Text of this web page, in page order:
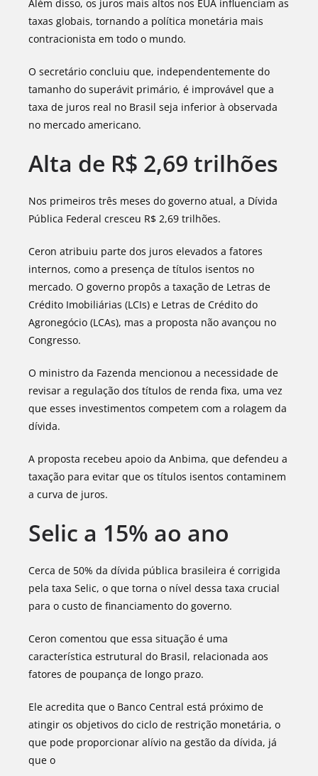
Além disso, os juros mais altos nos EUA influenciam as
taxas globais, tornando a política monetária mais
contracionista em todo o mundo.
O secretário concluiu que, independentemente do
tamanho do superávit primário, é improvável que a
taxa de juros real no Brasil seja inferior à observada
no mercado americano.
Alta de R$ 2,69 trilhões
Nos primeiros três meses do governo atual, a Dívida
Pública Federal cresceu R$ 2,69 trilhões.
Ceron atribuiu parte dos juros elevados a fatores
internos, como a presença de títulos isentos no
mercado. O governo propôs a taxação de Letras de
Crédito Imobiliárias (LCIs) e Letras de Crédito do
Agronegócio (LCAs), mas a proposta não avançou no
Congresso.
O ministro da Fazenda mencionou a necessidade de
revisar a regulação dos títulos de renda fixa, uma vez
que esses investimentos competem com a rolagem da
dívida.
A proposta recebeu apoio da Anbima, que defendeu a
taxação para evitar que os títulos isentos contaminem
a curva de juros.
Selic a 15% ao ano
Cerca de 50% da dívida pública brasileira é corrigida
pela taxa Selic, o que torna o nível dessa taxa crucial
para o custo de financiamento do governo.
Ceron comentou que essa situação é uma
característica estrutural do Brasil, relacionada aos
fatores de poupança de longo prazo.
Ele acredita que o Banco Central está próximo de
atingir os objetivos do ciclo de restrição monetária, o
que pode proporcionar alívio na gestão da dívida, já
que o